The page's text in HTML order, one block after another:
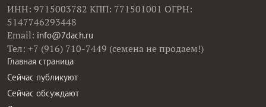
ИНН: 9715003782 КПП: 771501001 ОГРН:
5147746293448
Email: info@7dach.ru
Тел: +7 (916) 710-7449 (семена не продаем!)
Главная страница
Сейчас публикуют
Сейчас обсуждают